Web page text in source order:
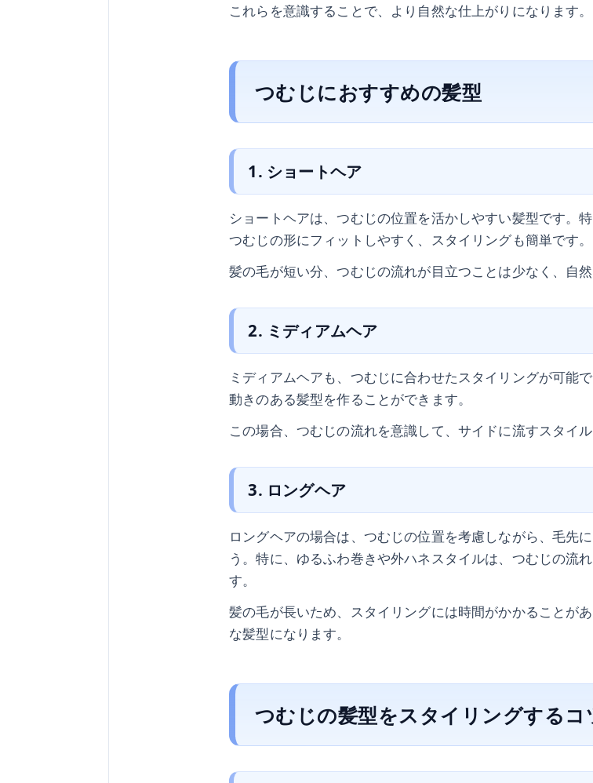
これらを意識することで、より自然な仕上がりになります。
つむじにおすすめの髪型
1. ショートヘア
ショートヘアは、つむじの位置を活かしやすい髪型です。
つむじの形にフィットしやすく、スタイリングも簡単です。
髪の毛が短い分、つむじの流れが目立つことは少なく、自然
2. ミディアムヘア
ミディアムヘアも、つむじに合わせたスタイリングが可能
動きのある髪型を作ることができます。
この場合、つむじの流れを意識して、サイドに流すスタイル
3. ロングヘア
ロングヘアの場合は、つむじの位置を考慮しながら、毛先
う。特に、ゆるふわ巻きや外ハネスタイルは、つむじの流
す。
髪の毛が長いため、スタイリングには時間がかかることが
な髪型になります。
つむじの髪型をスタイリングするコ